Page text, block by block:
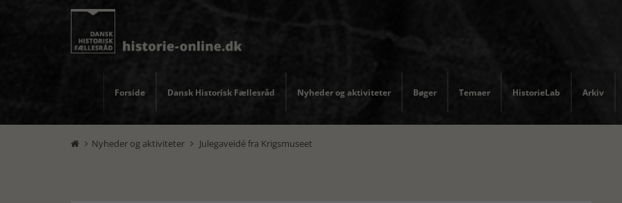
Forside Dansk Historisk Fællesråd Nyheder og aktiviteter Bøger Temaer HistorieLab Arkiv
 Nyheder og aktiviteter  Julegaveidé fra Krigsmuseet